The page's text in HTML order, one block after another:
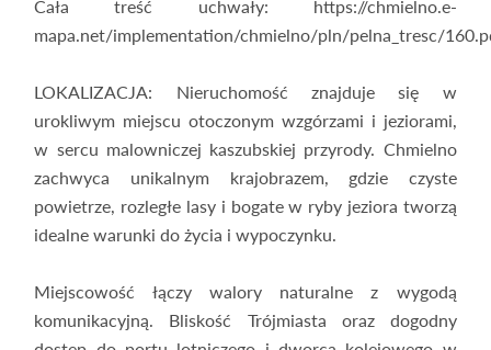
Cała treść uchwały: https://chmielno.e-
mapa.net/implementation/chmielno/pln/pelna_tresc/
LOKALIZACJA: Nieruchomość znajduje się w
urokliwym miejscu otoczonym wzgórzami i jeziorami,
w sercu malowniczej kaszubskiej przyrody. Chmielno
zachwyca unikalnym krajobrazem, gdzie czyste
powietrze, rozległe lasy i bogate w ryby jeziora tworzą
idealne warunki do życia i wypoczynku.
Miejscowość łączy walory naturalne z wygodą
komunikacyjną. Bliskość Trójmiasta oraz dogodny